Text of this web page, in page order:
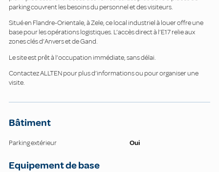
parking couvrent les besoins du personnel et des visiteurs.
Situé en Flandre-Orientale, à Zele, ce local industriel à louer offre une
base pour les opérations logistiques. L’accès direct à l’E17 relie aux
zones clés d’Anvers et de Gand.
Le site est prêt à l’occupation immédiate, sans délai.
Contactez ALLTEN pour plus d’informations ou pour organiser une
visite.
Bâtiment
Parking extérieur Oui
Equipement de base